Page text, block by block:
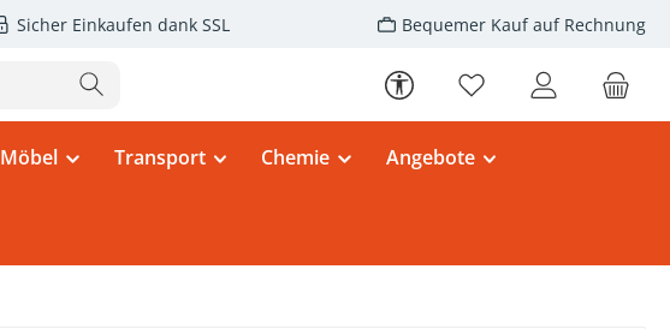
Sicher Einkaufen dank SSL Bequemer Kauf auf Rechnung
Werkzeugleiste anzeigen
Du hast 0 Produkte
Möbel Transport Chemie Angebote